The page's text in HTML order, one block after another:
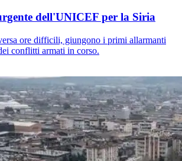
dell'UNICEF per la Siria
ore difficili, giungono i primi allarmanti
conflitti armati in corso.